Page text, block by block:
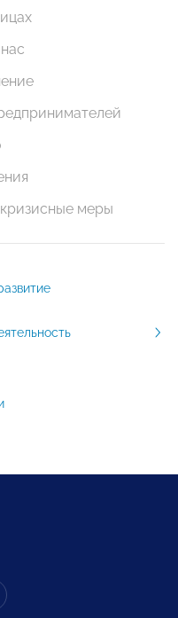
меры